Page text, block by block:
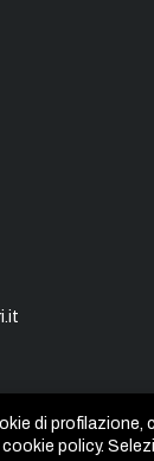
01931450835.
di profilazione,
cookie policy.